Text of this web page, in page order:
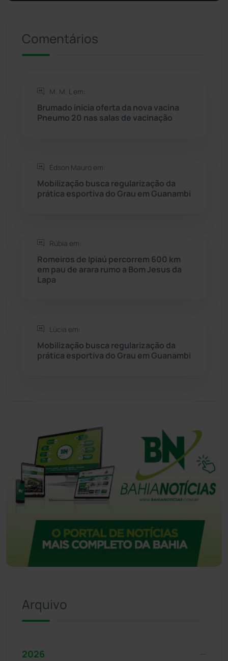
Política (03)
Riacho de Santana
Rio de Contas
Rio do Antônio
Saúde
Seabra (50)
Sítio do Mato
Sudoeste Baiano
Comentários
M. M. L em:
Brumado inicia oferta da nova vacina
Pneumo 20 nas salas de vacinação
Edson Mauro em:
Mobilização busca regularização da
prática esportiva do Grau em Guanambi
Rúbia em:
Romeiros de Ipiaú percorrem 600 km
em pau de arara rumo a Bom Jesus da
Lapa
Lúcia em:
Mobilização busca regularização da
prática esportiva do Grau em Guanambi
Arquivo
2026